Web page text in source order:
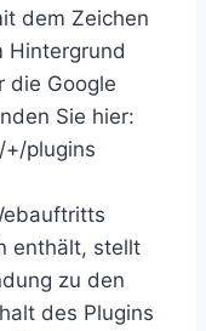
dem Zeichen
Hintergrund
die Google
Sie hier:
plugins
enthält, stellt
zu den
des Plugins